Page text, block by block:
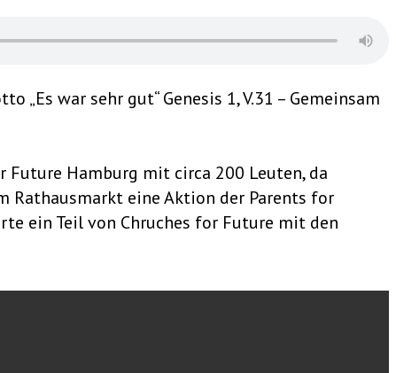
war sehr gut“ Genesis 1, V.31 – Gemeinsam
Hamburg mit circa 200 Leuten, da
eine Aktion der Parents for
ein Teil von Chruches for Future mit den